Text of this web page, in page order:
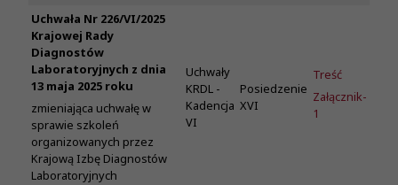
Uchwała Nr 226/VI/2025
Krajowej Rady
Diagnostów
Laboratoryjnych z dnia
13 maja 2025 roku
zmieniająca uchwałę w
sprawie szkoleń
organizowanych przez
Krajową Izbę Diagnostów
Laboratoryjnych
Uchwały
KRDL -
Kadencja
VI
Posiedzenie
XVI
Treść
Załącznik-
1